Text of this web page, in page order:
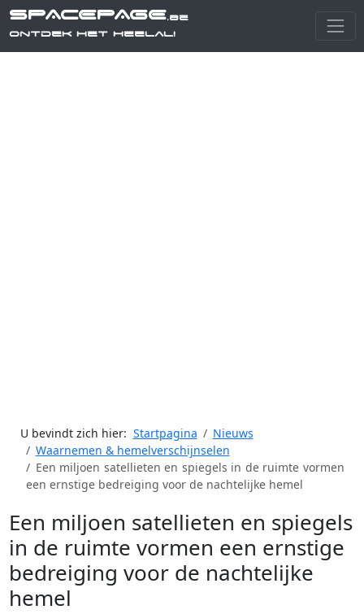
SPACEPAGE.be
Ontdek het heelal!
U bevindt zich hier: Startpagina
Nieuws
Waarnemen & hemelverschijnselen
Een miljoen satellieten en spiegels in de ruimte vormen
een ernstige bedreiging voor de nachtelijke hemel
Een miljoen satellieten en spiegels
in de ruimte vormen een ernstige
bedreiging voor de nachtelijke
hemel